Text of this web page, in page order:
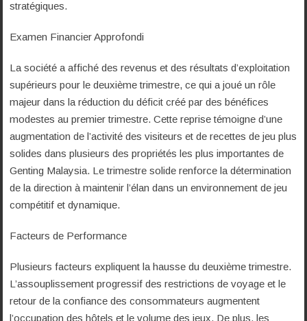
stratégiques.
Examen Financier Approfondi
La société a affiché des revenus et des résultats d’exploitation
supérieurs pour le deuxième trimestre, ce qui a joué un rôle
majeur dans la réduction du déficit créé par des bénéfices
modestes au premier trimestre. Cette reprise témoigne d’une
augmentation de l’activité des visiteurs et de recettes de jeu plus
solides dans plusieurs des propriétés les plus importantes de
Genting Malaysia. Le trimestre solide renforce la détermination
de la direction à maintenir l’élan dans un environnement de jeu
compétitif et dynamique.
Facteurs de Performance
Plusieurs facteurs expliquent la hausse du deuxième trimestre.
L’assouplissement progressif des restrictions de voyage et le
retour de la confiance des consommateurs augmentent
l’occupation des hôtels et le volume des jeux. De plus, les